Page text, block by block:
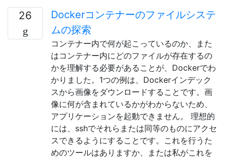
26
Dockerコンテナーのファイルシステ
ムの探索
コンテナー内で何が起こっているのか、また
はコンテナー内にどのファイルが存在するの
かを理解する必要があることが、Dockerでわ
かりました。1つの例は、Dockerインデック
スから画像をダウンロードすることです。画
像に何が含まれているかがわからないため、
アプリケーションを起動できません。 理想的
には、sshでそれらまたは同等のものにアクセ
スできるようにすることです。これを行うた
めのツールはありますか、または私がこれを